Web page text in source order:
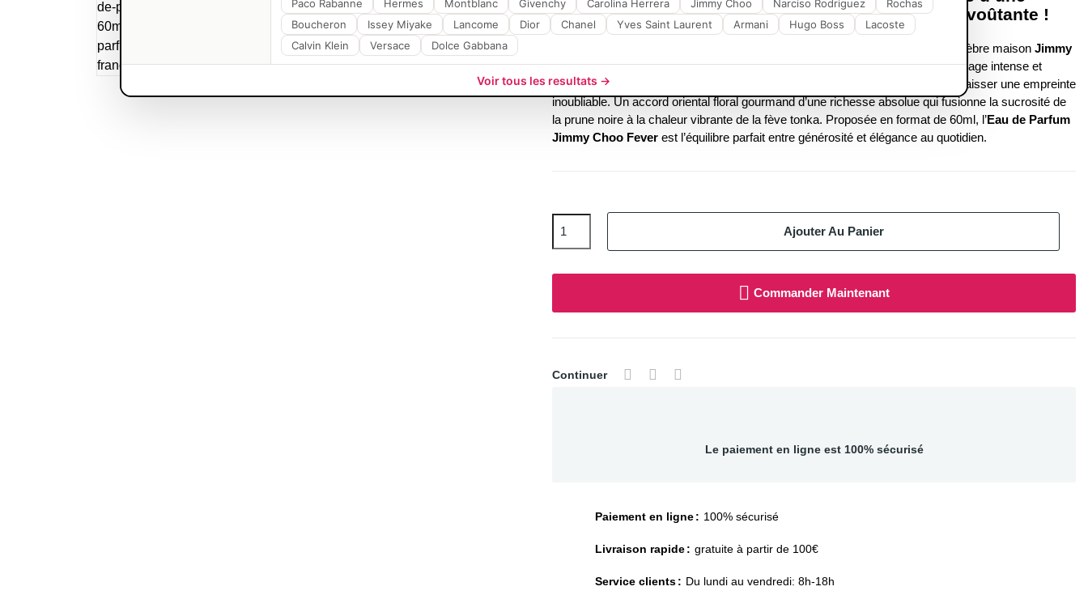
féminité magnétique, hypnotique et résolument envoûtante !
, une création charnelle et audacieuse de la célèbre maison Jimmy
Choo. CetteEau de Parfumis une célébration de la séduction nocturne, un sillage intense et
mystérieux conçu pour la femme magnétique qui aime captiver les regards et laisser une empreinte
inoubliable. Un accord oriental floral gourmand d’une richesse absolue qui fusionne la sucrosité de
la prune noire à la chaleur vibrante de la fève tonka. Proposée en format de 60ml, l’Eau de Parfum
Jimmy Choo Fever est l’équilibre parfait entre générosité et élégance au quotidien.
Ajouter Au Panier
Commander Maintenant
Continuer
Le paiement en ligne est 100% sécurisé
Paiement en ligne 100% sécurisé
Livraison rapide gratuite à partir de 100€
Service clients Du lundi au vendredi: 8h-18h
Paco Rabanne Hermes Montblanc Givenchy Carolina Herrera Jimmy Choo Narciso Rodriguez
Rochas
Boucheron
Issey Miyake Lancome Dior Chanel Yves Saint Laurent Armani Hugo Boss
Lacoste
Calvin Klein
Versace Dolce Gabbana
Voir tous les resultats →